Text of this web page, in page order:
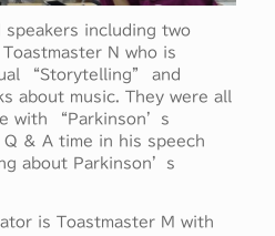
speakers including two
N who is
“Storytelling” and
about music. They were all
with “Parkinson’s
& A time in his speech
about Parkinson’s
is Toastmaster M with